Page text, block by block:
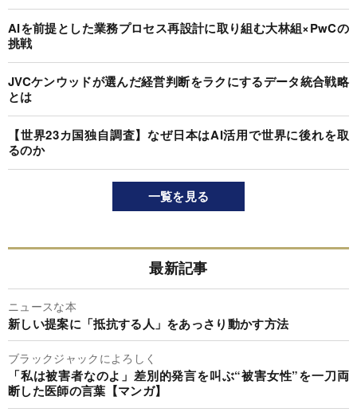
AIを前提とした業務プロセス再設計に取り組む大林組×PwCの
挑戦
JVCケンウッドが選んだ経営判断をラクにするデータ統合戦略
とは
【世界23カ国独自調査】なぜ日本はAI活用で世界に後れを取
るのか
一覧を見る
最新記事
ニュースな本
新しい提案に「抵抗する人」をあっさり動かす方法
ブラックジャックによろしく
「私は被害者なのよ」差別的発言を叫ぶ“被害女性”を一刀両
断した医師の言葉【マンガ】